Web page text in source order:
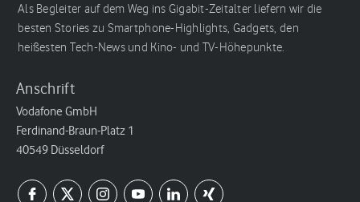
Als Begleiter auf dem Weg ins Gigabit-Zeitalter liefern wir die
besten Stories zu Smartphone-Highlights, Gadgets, den
heißesten Tech-News und Kino- und TV-Höhepunkte.
Anschrift
Vodafone GmbH
Ferdinand-Braun-Platz 1
40549 Düsseldorf